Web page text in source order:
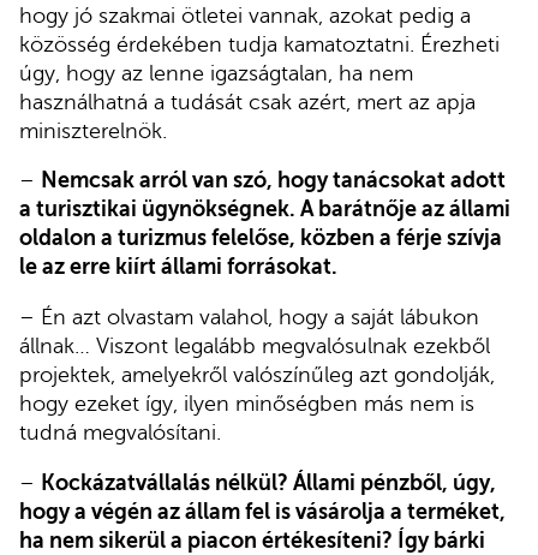
hogy jó szakmai ötletei vannak, azokat pedig a
közösség érdekében tudja kamatoztatni. Érezheti
úgy, hogy az lenne igazságtalan, ha nem
használhatná a tudását csak azért, mert az apja
miniszterelnök.
– Nemcsak arról van szó, hogy tanácsokat adott
a turisztikai ügynökségnek. A barátnője az állami
oldalon a turizmus felelőse, közben a férje szívja
le az erre kiírt állami forrásokat.
– Én azt olvastam valahol, hogy a saját lábukon
állnak… Viszont legalább megvalósulnak ezekből
projektek, amelyekről valószínűleg azt gondolják,
hogy ezeket így, ilyen minőségben más nem is
tudná megvalósítani.
– Kockázatvállalás nélkül? Állami pénzből, úgy,
hogy a végén az állam fel is vásárolja a terméket,
ha nem sikerül a piacon értékesíteni? Így bárki